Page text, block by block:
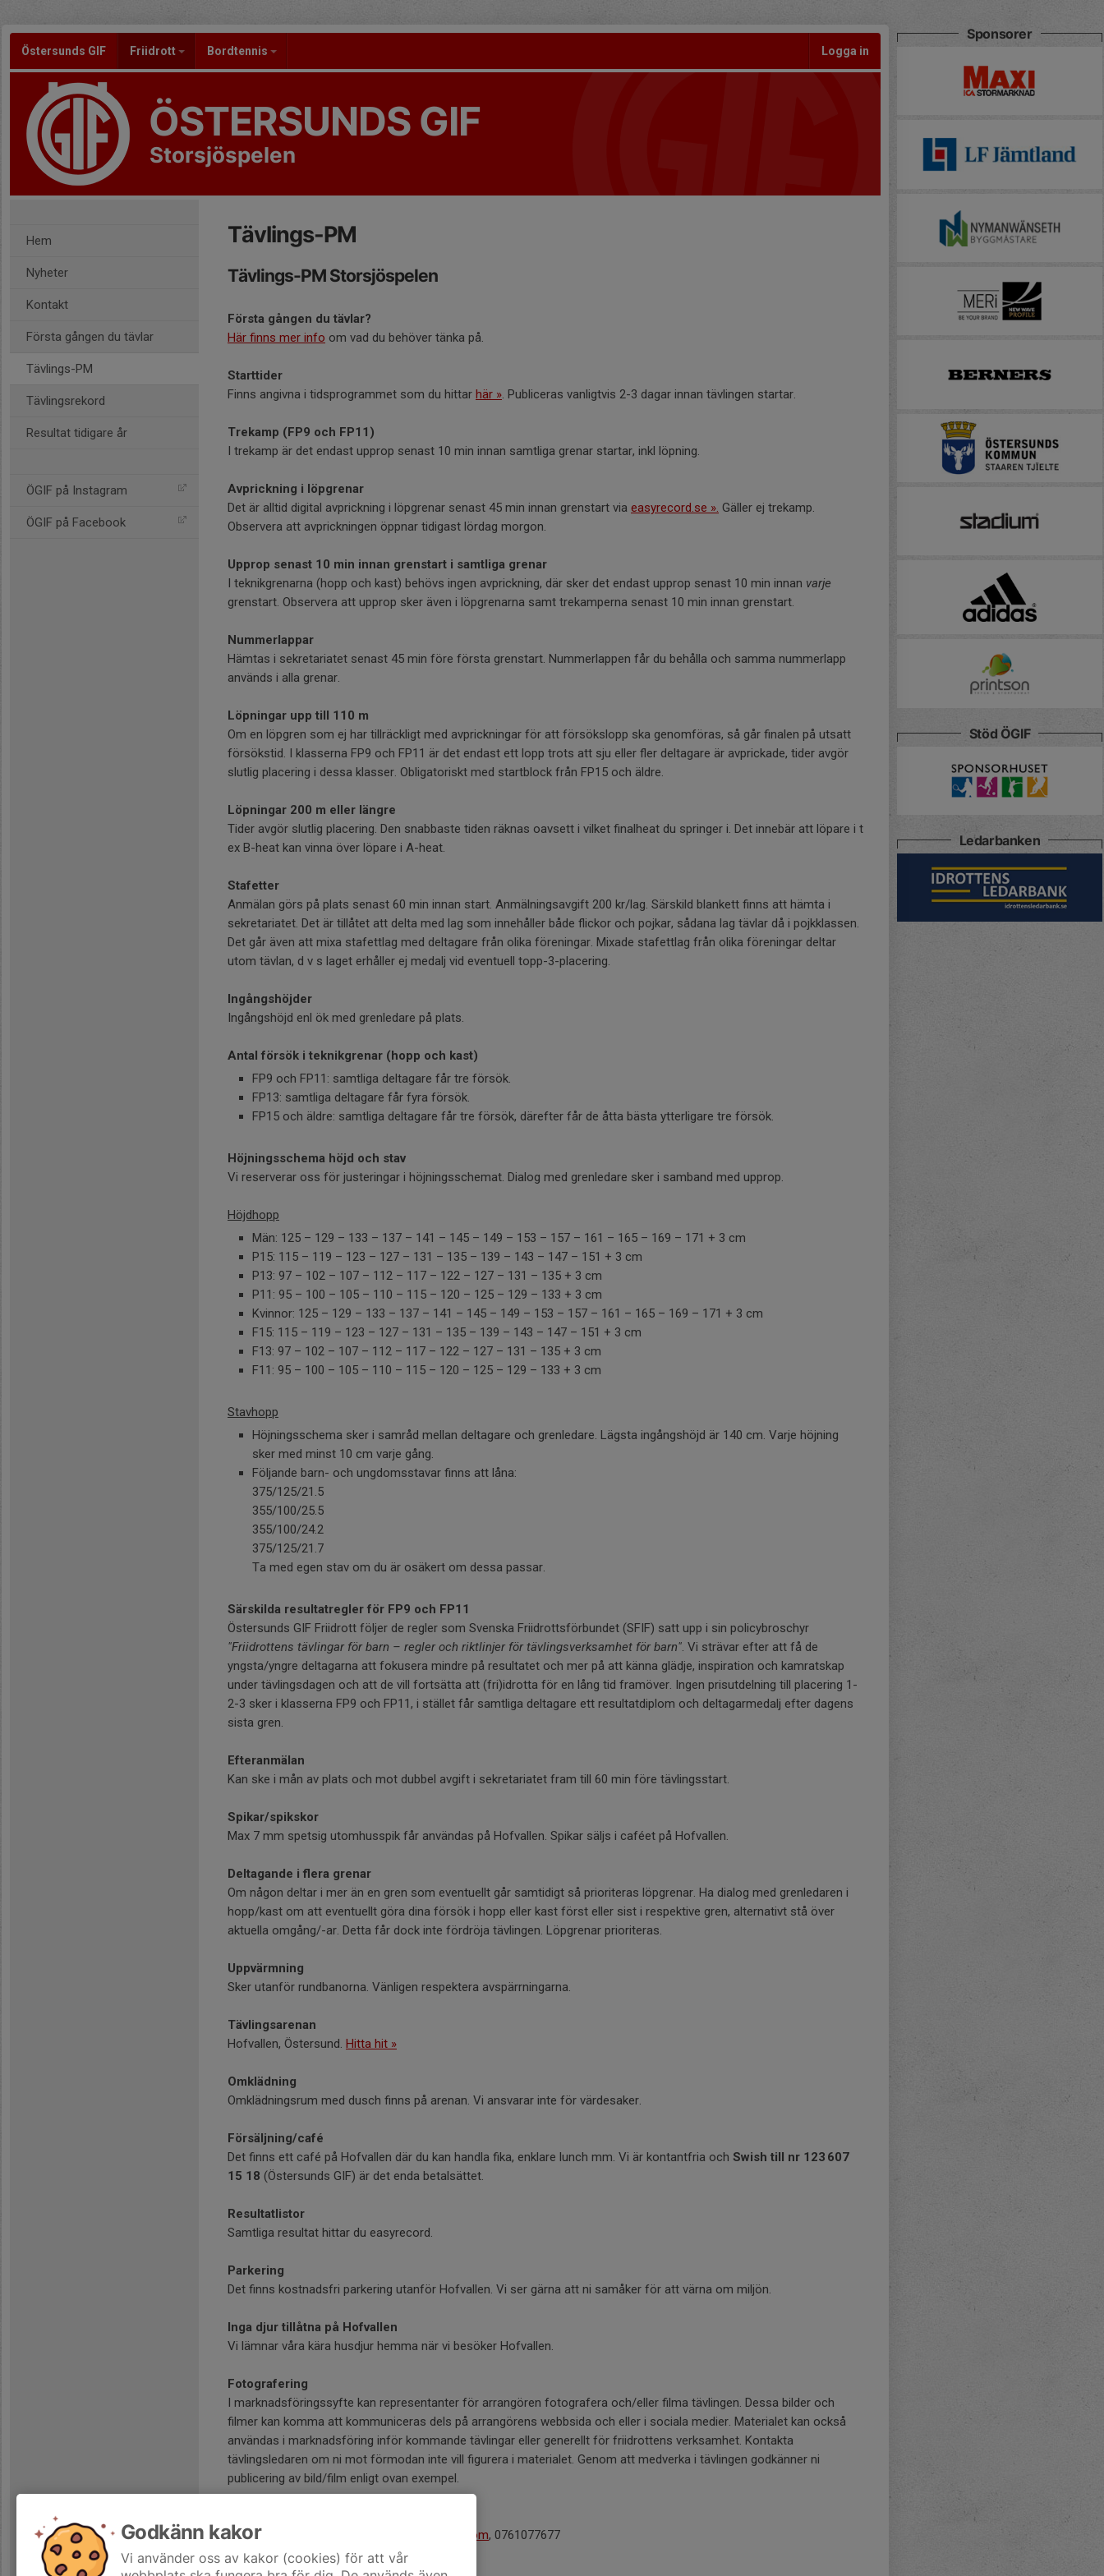
Östersunds GIF Friidrott Bordtennis Logga in
ÖSTERSUNDS GIF
Storsjöspelen
Hem
Nyheter
Kontakt
Första gången du tävlar
Tävlings-PM
Tävlingsrekord
Resultat tidigare år
ÖGIF på Instagram
ÖGIF på Facebook
Tävlings-PM
Tävlings-PM Storsjöspelen
Första gången du tävlar?
Här finns mer info om vad du behöver tänka på.
Starttider
Finns angivna i tidsprogrammet som du hittar här ». Publiceras vanligtvis 2-3 dagar innan tävlingen startar.
Trekamp (FP9 och FP11)
I trekamp är det endast upprop senast 10 min innan samtliga grenar startar, inkl löpning.
Avprickning i löpgrenar
Det är alltid digital avprickning i löpgrenar senast 45 min innan grenstart via easyrecord.se ». Gäller ej trekamp.
Observera att avprickningen öppnar tidigast lördag morgon.
Upprop senast 10 min innan grenstart i samtliga grenar
I teknikgrenarna (hopp och kast) behövs ingen avprickning, där sker det endast upprop senast 10 min innan varje
grenstart. Observera att upprop sker även i löpgrenarna samt trekamperna senast 10 min innan grenstart.
Nummerlappar
Hämtas i sekretariatet senast 45 min före första grenstart. Nummerlappen får du behålla och samma nummerlapp
används i alla grenar.
Löpningar upp till 110 m
Om en löpgren som ej har tillräckligt med avprickningar för att försökslopp ska genomföras, så går finalen på utsatt
försökstid. I klasserna FP9 och FP11 är det endast ett lopp trots att sju eller fler deltagare är avprickade, tider avgör
slutlig placering i dessa klasser. Obligatoriskt med startblock från FP15 och äldre.
Löpningar 200 m eller längre
Tider avgör slutlig placering. Den snabbaste tiden räknas oavsett i vilket finalheat du springer i. Det innebär att löpare i t
ex B-heat kan vinna över löpare i A-heat.
Stafetter
Anmälan görs på plats senast 60 min innan start. Anmälningsavgift 200 kr/lag. Särskild blankett finns att hämta i
sekretariatet. Det är tillåtet att delta med lag som innehåller både flickor och pojkar, sådana lag tävlar då i pojkklassen.
Det går även att mixa stafettlag med deltagare från olika föreningar. Mixade stafettlag från olika föreningar deltar
utom tävlan, d v s laget erhåller ej medalj vid eventuell topp-3-placering.
Ingångshöjder
Ingångshöjd enl ök med grenledare på plats.
Antal försök i teknikgrenar (hopp och kast)
FP9 och FP11: samtliga deltagare får tre försök.
FP13: samtliga deltagare får fyra försök.
FP15 och äldre: samtliga deltagare får tre försök, därefter får de åtta bästa ytterligare tre försök.
Höjningsschema höjd och stav
Vi reserverar oss för justeringar i höjningsschemat. Dialog med grenledare sker i samband med upprop.
Höjdhopp
Män: 125 – 129 – 133 – 137 – 141 – 145 – 149 – 153 – 157 – 161 – 165 – 169 – 171 + 3 cm
P15: 115 – 119 – 123 – 127 – 131 – 135 – 139 – 143 – 147 – 151 + 3 cm
P13: 97 – 102 – 107 – 112 – 117 – 122 – 127 – 131 – 135 + 3 cm
P11: 95 – 100 – 105 – 110 – 115 – 120 – 125 – 129 – 133 + 3 cm
Kvinnor: 125 – 129 – 133 – 137 – 141 – 145 – 149 – 153 – 157 – 161 – 165 – 169 – 171 + 3 cm
F15: 115 – 119 – 123 – 127 – 131 – 135 – 139 – 143 – 147 – 151 + 3 cm
F13: 97 – 102 – 107 – 112 – 117 – 122 – 127 – 131 – 135 + 3 cm
F11: 95 – 100 – 105 – 110 – 115 – 120 – 125 – 129 – 133 + 3 cm
Stavhopp
Höjningsschema sker i samråd mellan deltagare och grenledare. Lägsta ingångshöjd är 140 cm. Varje höjning
sker med minst 10 cm varje gång.
Följande barn- och ungdomsstavar finns att låna:
375/125/21.5
355/100/25.5
355/100/24.2
375/125/21.7
Ta med egen stav om du är osäkert om dessa passar.
Särskilda resultatregler för FP9 och FP11
Östersunds GIF Friidrott följer de regler som Svenska Friidrottsförbundet (SFIF) satt upp i sin policybroschyr
"Friidrottens tävlingar för barn – regler och riktlinjer för tävlingsverksamhet för barn". Vi strävar efter att få de
yngsta/yngre deltagarna att fokusera mindre på resultatet och mer på att känna glädje, inspiration och kamratskap
under tävlingsdagen och att de vill fortsätta att (fri)idrotta för en lång tid framöver. Ingen prisutdelning till placering 1-
2-3 sker i klasserna FP9 och FP11, i stället får samtliga deltagare ett resultatdiplom och deltagarmedalj efter dagens
sista gren.
Efteranmälan
Kan ske i mån av plats och mot dubbel avgift i sekretariatet fram till 60 min före tävlingsstart.
Spikar/spikskor
Max 7 mm spetsig utomhusspik får användas på Hofvallen. Spikar säljs i caféet på Hofvallen.
Deltagande i flera grenar
Om någon deltar i mer än en gren som eventuellt går samtidigt så prioriteras löpgrenar. Ha dialog med grenledaren i
hopp/kast om att eventuellt göra dina försök i hopp eller kast först eller sist i respektive gren, alternativt stå över
aktuella omgång/-ar. Detta får dock inte fördröja tävlingen. Löpgrenar prioriteras.
Uppvärmning
Sker utanför rundbanorna. Vänligen respektera avspärrningarna.
Tävlingsarenan
Hofvallen, Östersund. Hitta hit »
Omklädning
Omklädningsrum med dusch finns på arenan. Vi ansvarar inte för värdesaker.
Försäljning/café
Det finns ett café på Hofvallen där du kan handla fika, enklare lunch mm. Vi är kontantfria och Swish till nr 123 607
15 18 (Östersunds GIF) är det enda betalsättet.
Resultatlistor
Samtliga resultat hittar du easyrecord.
Parkering
Det finns kostnadsfri parkering utanför Hofvallen. Vi ser gärna att ni samåker för att värna om miljön.
Inga djur tillåtna på Hofvallen
Vi lämnar våra kära husdjur hemma när vi besöker Hofvallen.
Fotografering
I marknadsföringssyfte kan representanter för arrangören fotografera och/eller filma tävlingen. Dessa bilder och
filmer kan komma att kommuniceras dels på arrangörens webbsida och eller i sociala medier. Materialet kan också
användas i marknadsföring inför kommande tävlingar eller generellt för friidrottens verksamhet. Kontakta
tävlingsledaren om ni mot förmodan inte vill figurera i materialet. Genom att medverka i tävlingen godkänner ni
publicering av bild/film enligt ovan exempel.
Victoria Herkules,
victoriaherkules@hotmail.com, 0761077677
Välkommen till Hofvallen!
Sponsorer
Stöd ÖGIF
Ledarbanken
Godkänn kakor
Vi använder oss av kakor (cookies) för att vår